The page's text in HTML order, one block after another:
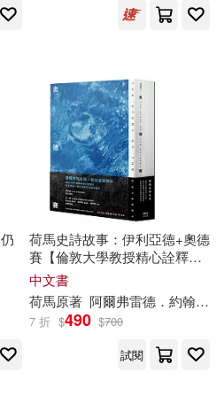
何祥如(12)
吉狄馬加(12)
張文亮(12)
華夏出版社(53)
荷馬史詩故事：伊利亞德+奧德
賽【倫敦大學教授精心詮釋，
新古典藝術大師繪製插圖，最
受歡迎的希臘神話經典】
中文書
荷馬原著 阿爾弗雷德．約翰．丘奇 改寫
7 折 $490 $700
試閱